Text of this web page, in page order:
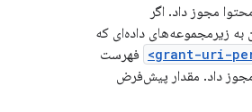
مجوز داد. اگر
به زیرمجموعه‌های داده‌ای که
فهرست
داد. مقدار پیش‌فرض